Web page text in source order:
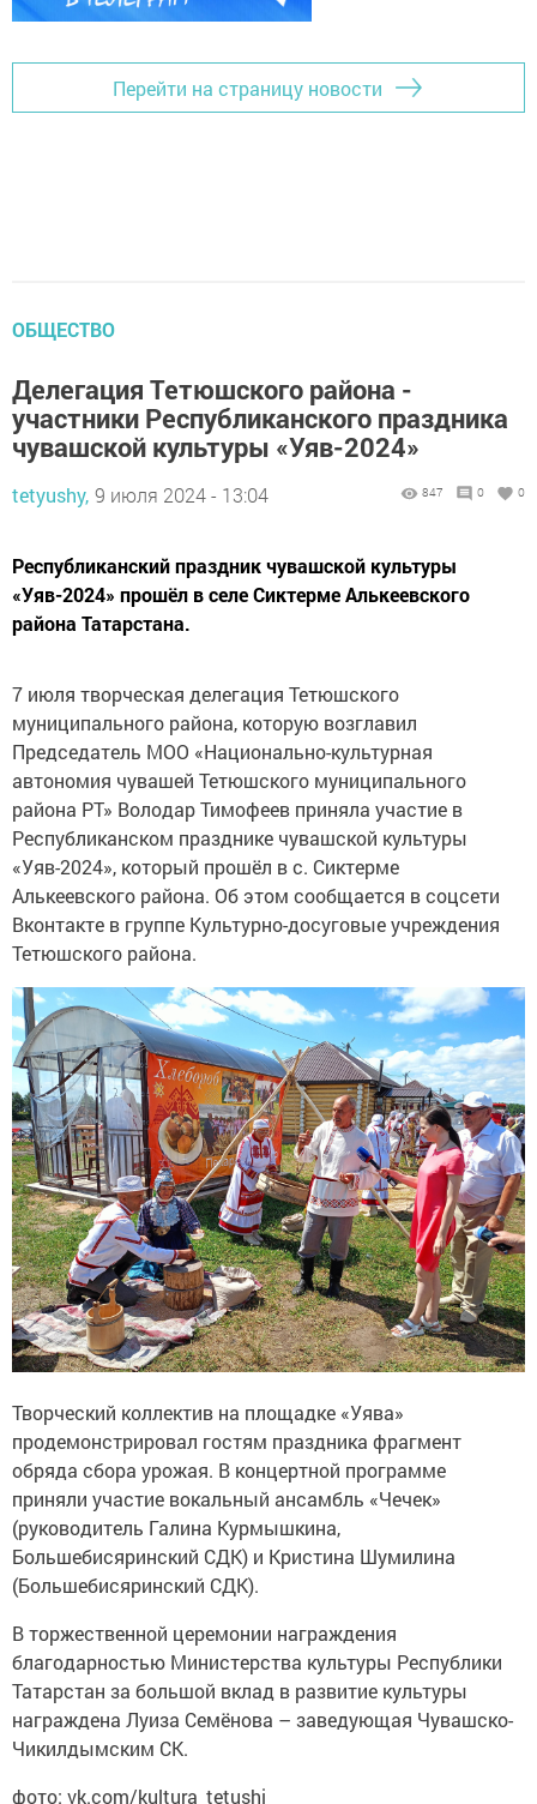
Перейти на страницу новости
ОБЩЕСТВО
Делегация Тетюшского района -
участники Республиканского праздника
чувашской культуры «Уяв-2024»
tetyushy, 9 июля 2024 - 13:04 847 0 0
Республиканский праздник чувашской культуры
«Уяв-2024» прошёл в селе Сиктерме Алькеевского
района Татарстана.
7 июля творческая делегация Тетюшского
муниципального района, которую возглавил
Председатель МОО «Национально-культурная
автономия чувашей Тетюшского муниципального
района РТ» Володар Тимофеев приняла участие в
Республиканском празднике чувашской культуры
«Уяв-2024», который прошёл в с. Сиктерме
Алькеевского района. Об этом сообщается в соцсети
Вконтакте в группе Культурно-досуговые учреждения
Тетюшского района.
Творческий коллектив на площадке «Уява»
продемонстрировал гостям праздника фрагмент
обряда сбора урожая. В концертной программе
приняли участие вокальный ансамбль «Чечек»
(руководитель Галина Курмышкина,
Большебисяринский СДК) и Кристина Шумилина
(Большебисяринский СДК).
В торжественной церемонии награждения
благодарностью Министерства культуры Республики
Татарстан за большой вклад в развитие культуры
награждена Луиза Семёнова – заведующая Чувашско-
Чикилдымским СК.
фото: vk.com/kultura_tetushi